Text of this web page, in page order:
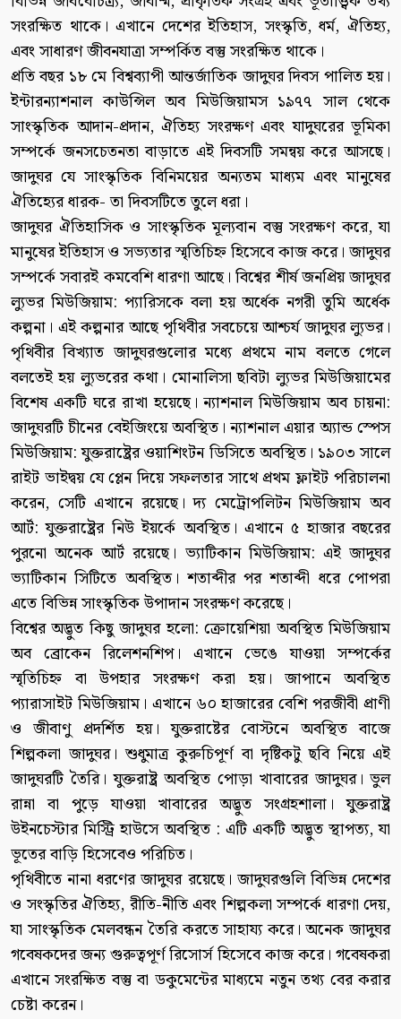
সংরক্ষিত থাকে। এখানে দেশের ইতিহাস, সংস্কৃতি, ধর্ম, ঐতিহ্য,
এবং সাধারণ জীবনযাত্রা সম্পর্কিত বস্তু সংরক্ষিত থাকে।
প্রতি বছর ১৮ মে বিশ্বব্যাপী আন্তর্জাতিক জাদুঘর দিবস পালিত হয়।
ইন্টারন্যাশনাল কাউন্সিল অব মিউজিয়ামস ১৯৭৭ সাল থেকে
সাংস্কৃতিক আদান-প্রদান, ঐতিহ্য সংরক্ষণ এবং যাদুঘরের ভূমিকা
সম্পর্কে জনসচেতনতা বাড়াতে এই দিবসটি সমন্বয় করে আসছে।
জাদুঘর যে সাংস্কৃতিক বিনিময়ের অন্যতম মাধ্যম এবং মানুষের
ঐতিহ্যের ধারক- তা দিবসটিতে তুলে ধরা।
জাদুঘর ঐতিহাসিক ও সাংস্কৃতিক মূল্যবান বস্তু সংরক্ষণ করে, যা
মানুষের ইতিহাস ও সভ্যতার স্মৃতিচিহ্ন হিসেবে কাজ করে। জাদুঘর
সম্পর্কে সবারই কমবেশি ধারণা আছে। বিশ্বের শীর্ষ জনপ্রিয় জাদুঘর
ল্যুভর মিউজিয়াম: প্যারিসকে বলা হয় অর্ধেক নগরী তুমি অর্ধেক
কল্পনা। এই কল্পনার আছে পৃথিবীর সবচেয়ে আশ্চর্য জাদুঘর ল্যুভর।
পৃথিবীর বিখ্যাত জাদুঘরগুলোর মধ্যে প্রথমে নাম বলতে গেলে
বলতেই হয় ল্যুভরের কথা। মোনালিসা ছবিটা ল্যুভর মিউজিয়ামের
বিশেষ একটি ঘরে রাখা হয়েছে। ন্যাশনাল মিউজিয়াম অব চায়না:
জাদুঘরটি চীনের বেইজিংয়ে অবস্থিত। ন্যাশনাল এয়ার অ্যান্ড স্পেস
মিউজিয়াম: যুক্তরাষ্ট্রের ওয়াশিংটন ডিসিতে অবস্থিত। ১৯০৩ সালে
রাইট ভাইদ্বয় যে প্লেন দিয়ে সফলতার সাথে প্রথম ফ্লাইট পরিচালনা
করেন, সেটি এখানে রয়েছে। দ্য মেট্রোপলিটন মিউজিয়াম অব
আর্ট: যুক্তরাষ্ট্রের নিউ ইয়র্কে অবস্থিত। এখানে ৫ হাজার বছরের
পুরনো অনেক আর্ট রয়েছে। ভ্যাটিকান মিউজিয়াম: এই জাদুঘর
ভ্যাটিকান সিটিতে অবস্থিত। শতাব্দীর পর শতাব্দী ধরে পোপরা
এতে বিভিন্ন সাংস্কৃতিক উপাদান সংরক্ষণ করেছে।
বিশ্বের অদ্ভুত কিছু জাদুঘর হলো: ক্রোয়েশিয়া অবস্থিত মিউজিয়াম
অব ব্রোকেন রিলেশনশিপ। এখানে ভেঙে যাওয়া সম্পর্কের
স্মৃতিচিহ্ন বা উপহার সংরক্ষণ করা হয়। জাপানে অবস্থিত
প্যারাসাইট মিউজিয়াম। এখানে ৬০ হাজারের বেশি পরজীবী প্রাণী
ও জীবাণু প্রদর্শিত হয়। যুক্তরাষ্টের বোস্টনে অবস্থিত বাজে
শিল্পকলা জাদুঘর। শুধুমাত্র কুরুচিপূর্ণ বা দৃষ্টিকটু ছবি নিয়ে এই
জাদুঘরটি তৈরি। যুক্তরাষ্ট্র অবস্থিত পোড়া খাবারের জাদুঘর। ভুল
রান্না বা পুড়ে যাওয়া খাবারের অদ্ভুত সংগ্রহশালা। যুক্তরাষ্ট্র
উইনচেস্টার মিস্ট্রি হাউসে অবস্থিত : এটি একটি অদ্ভুত স্থাপত্য, যা
ভূতের বাড়ি হিসেবেও পরিচিত।
পৃথিবীতে নানা ধরণের জাদুঘর রয়েছে। জাদুঘরগুলি বিভিন্ন দেশের
ও সংস্কৃতির ঐতিহ্য, রীতি-নীতি এবং শিল্পকলা সম্পর্কে ধারণা দেয়,
যা সাংস্কৃতিক মেলবন্ধন তৈরি করতে সাহায্য করে। অনেক জাদুঘর
গবেষকদের জন্য গুরুত্বপূর্ণ রিসোর্স হিসেবে কাজ করে। গবেষকরা
এখানে সংরক্ষিত বস্তু বা ডকুমেন্টের মাধ্যমে নতুন তথ্য বের করার
চেষ্টা করেন।